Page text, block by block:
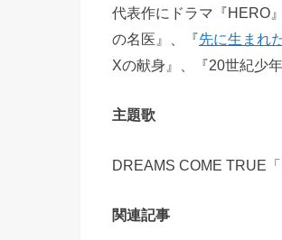
代表作にドラマ『HERO
の名医』、『先に生まれ
Xの献身』、『20世紀少
主題歌
DREAMS COME TRUE
関連記事